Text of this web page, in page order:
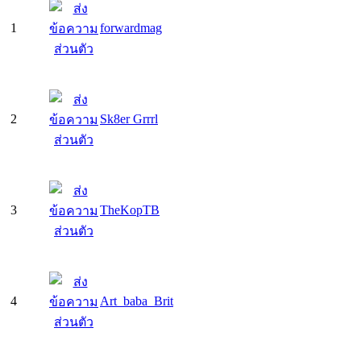
1 forwardmag
2 Sk8er Grrrl
3 TheKopTB
4 Art_baba_Brit